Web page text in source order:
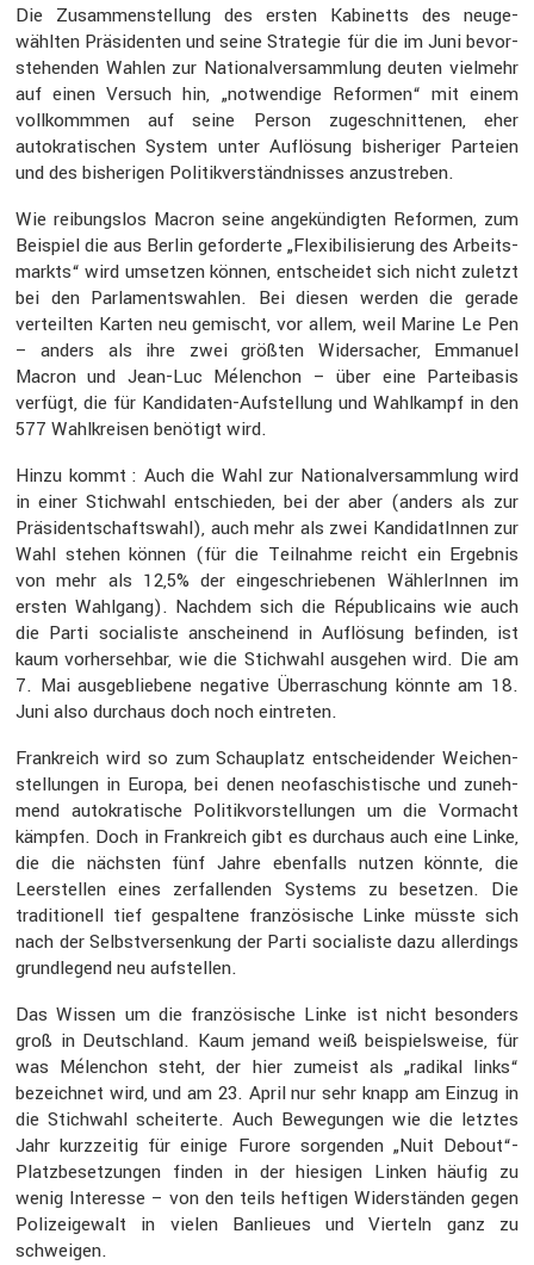
Die Zusam­men­stel­lung des ersten Kabinetts des neuge­
wählten Präsi­denten und seine Strategie für die im Juni bevor­
ste­henden Wahlen zur Natio­nal­ver­samm­lung deuten vielmehr
auf einen Versuch hin, „notwen­dige Reformen“ mit einem
vollkommmen auf seine Person zugeschnit­tenen, eher
autokra­ti­schen System unter Auflö­sung bishe­riger Parteien
und des bishe­rigen Politik­ver­ständ­nisses anzustreben.
Wie reibungslos Macron seine angekün­digten Reformen, zum
Beispiel die aus Berlin gefor­derte „Flexi­bi­li­sie­rung des Arbeits­
markts“ wird umsetzen können, entscheidet sich nicht zuletzt
bei den Parla­ments­wahlen. Bei diesen werden die gerade
verteilten Karten neu gemischt, vor allem, weil Marine Le Pen
– anders als ihre zwei größten Wider­sa­cher, Emmanuel
Macron und Jean-Luc Mélen­chon – über eine Partei­basis
verfügt, die für Kandi­daten-Aufstel­lung und Wahlkampf in den
577 Wahlkreisen benötigt wird.
Hinzu kommt : Auch die Wahl zur Natio­nal­ver­samm­lung wird
in einer Stich­wahl entschieden, bei der aber (anders als zur
Präsi­dent­schafts­wahl), auch mehr als zwei Kandi­da­tInnen zur
Wahl stehen können (für die Teilnahme reicht ein Ergebnis
von mehr als 12,5% der einge­schrie­benen Wähle­rInnen im
ersten Wahlgang). Nachdem sich die Républi­cains wie auch
die Parti socia­liste anschei­nend in Auflö­sung befinden, ist
kaum vorher­sehbar, wie die Stich­wahl ausgehen wird. Die am
7. Mai ausge­blie­bene negative Überra­schung könnte am 18.
Juni also durchaus doch noch eintreten.
Frank­reich wird so zum Schau­platz entschei­dender Weichen­
stel­lungen in Europa, bei denen neofa­schis­ti­sche und zuneh­
mend autokra­ti­sche Politik­vor­stel­lungen um die Vormacht
kämpfen. Doch in Frank­reich gibt es durchaus auch eine Linke,
die die nächsten fünf Jahre ebenfalls nutzen könnte, die
Leerstellen eines zerfal­lenden Systems zu besetzen. Die
tradi­tio­nell tief gespal­tene franzö­si­sche Linke müsste sich
nach der Selbst­ver­sen­kung der Parti socia­liste dazu aller­dings
grund­le­gend neu aufstellen.
Das Wissen um die franzö­si­sche Linke ist nicht beson­ders
groß in Deutsch­land. Kaum jemand weiß beispiels­weise, für
was Mélen­chon steht, der hier zumeist als „radikal links“
bezeichnet wird, und am 23. April nur sehr knapp am Einzug in
die Stich­wahl schei­terte. Auch Bewegungen wie die letztes
Jahr kurzzeitig für einige Furore sorgenden „Nuit Debout“-
Platzbesetzungen finden in der hiesigen Linken häufig zu
wenig Inter­esse – von den teils heftigen Wider­ständen gegen
Polizei­ge­walt in vielen Banlieues und Vierteln ganz zu
schweigen.